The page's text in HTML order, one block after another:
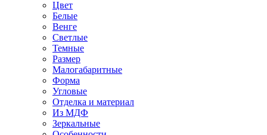
Цвет
Белые
Венге
Светлые
Темные
Размер
Малогабаритные
Форма
Угловые
Отделка и материал
Из МДФ
Зеркальные